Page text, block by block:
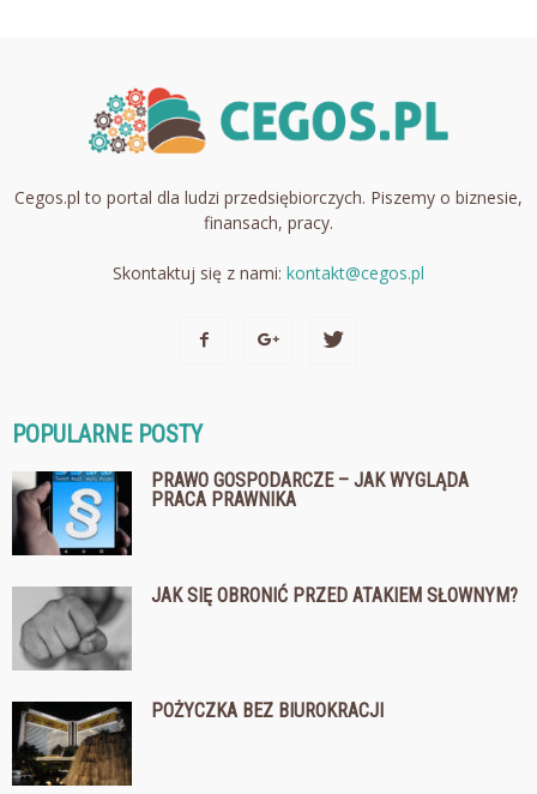
Cegos.pl to portal dla ludzi przedsiębiorczych. Piszemy o biznesie,
finansach, pracy.
Skontaktuj się z nami: kontakt@cegos.pl
POPULARNE POSTY
PRAWO GOSPODARCZE – JAK WYGLĄDA
PRACA PRAWNIKA
JAK SIĘ OBRONIĆ PRZED ATAKIEM SŁOWNYM?
POŻYCZKA BEZ BIUROKRACJI